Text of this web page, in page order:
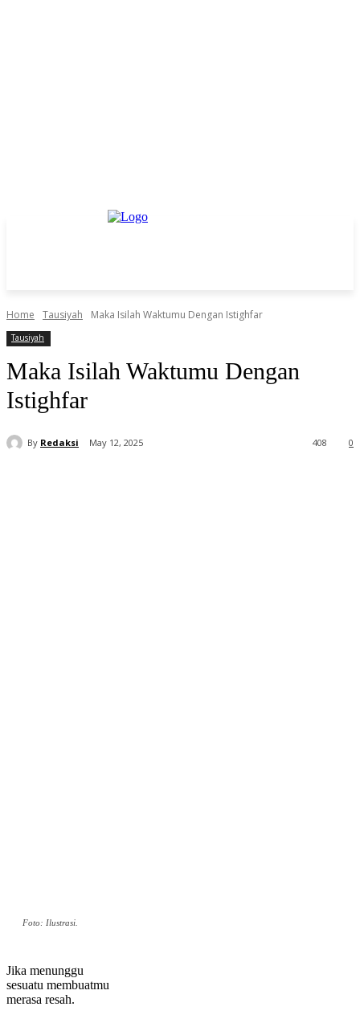
Home Tausiyah Maka Isilah Waktumu Dengan Istighfar
Tausiyah
Maka Isilah Waktumu Dengan
Istighfar
By Redaksi May 12, 2025 0
408
Foto: Ilustrasi.
Jika menunggu
sesuatu membuatmu
merasa resah.